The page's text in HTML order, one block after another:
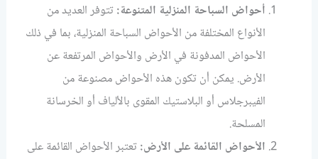
أحواض السباحة المنزلية المتنوعة:تتوفر العديد من
الأنواع المختلفة من الأحواض السباحة المنزلية، بما في ذلك
الأحواض المدفونة في الأرض والأحواض المرتفعة عن
الأرض. يمكن أن تكون هذه الأحواض مصنوعة من
الفيبرجلاس أو البلاستيك المقوى بالألياف أو الخرسانة
المسلحة.
الأحواض القائمة على الأرض:تعتبر الأحواض القائمة على